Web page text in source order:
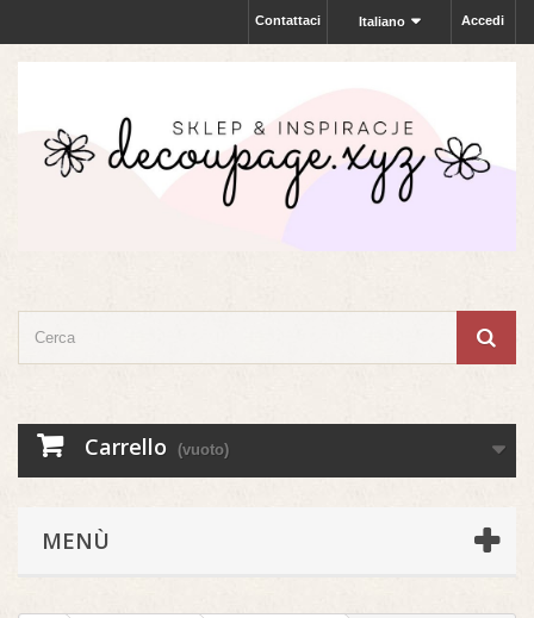
Accedi
Italiano
Contattaci
Carrello (vuoto)
MENÙ